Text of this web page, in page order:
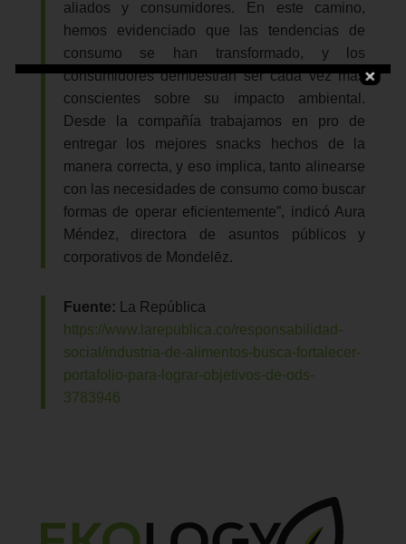
aliados y consumidores. En este camino,
hemos evidenciado que las tendencias de
consumo se han transformado, y los
consumidores demuestran ser cada vez más
conscientes sobre su impacto ambiental.
Desde la compañía trabajamos en pro de
entregar los mejores snacks hechos de la
manera correcta, y eso implica, tanto alinearse
con las necesidades de consumo como buscar
formas de operar eficientemente”, indicó Aura
Méndez, directora de asuntos públicos y
corporativos de Mondelēz.
Fuente: La República
https://www.larepublica.co/responsabilidad-
social/industria-de-alimentos-busca-fortalecer-
portafolio-para-lograr-objetivos-de-ods-
3783946